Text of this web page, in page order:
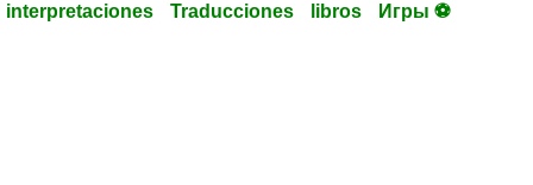
interpretaciones Traducciones libros Игры ⚽